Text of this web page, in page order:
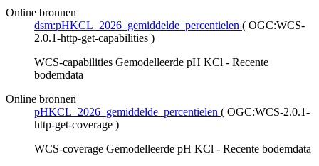
Online bronnen
dsm:pHKCL_2026_gemiddelde_percentielen ( OGC:WCS-
2.0.1-http-get-capabilities )
WCS-capabilities Gemodelleerde pH KCl - Recente
bodemdata
Online bronnen
pHKCL_2026_gemiddelde_percentielen ( OGC:WCS-2.0.1-
http-get-coverage )
WCS-coverage Gemodelleerde pH KCl - Recente bodemdata